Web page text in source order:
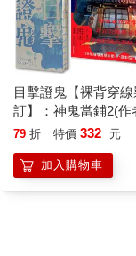
和瑜珈大師上床會是
去，沒有隨蘭登一
ㄣㄣㄣ……ㄣ……（
《關於西班牙廣場》
下飛機後二話不說搭
到城北的人民廣場（
城門對面的兩座圓頂
馬時，老婆咧，趙薇
丹．布朗的《天使與
目擊證鬼【裸背穿線
訂】：神鬼當鋪2(作
＋雨漸耳金屬書籤)
79 折 特價 332 元
加入購物車